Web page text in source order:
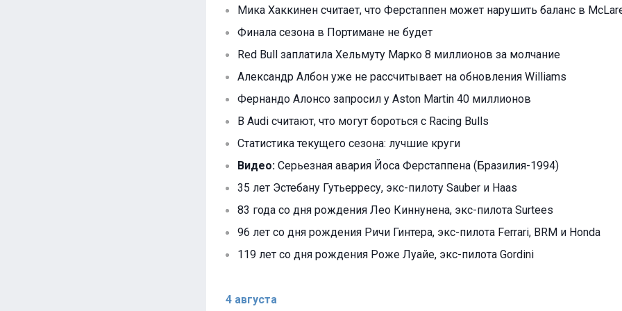
Мика Хаккинен считает, что Ферстаппен может нарушить баланс в
Финала сезона в Портимане не будет
Red Bull заплатила Хельмуту Марко 8 миллионов за молчание
Александр Албон уже не рассчитывает на обновления Williams
Фернандо Алонсо запросил у Aston Martin 40 миллионов
В Audi считают, что могут бороться с Racing Bulls
Статистика текущего сезона: лучшие круги
Видео:Серьезная авария Йоса Ферстаппена (Бразилия-1994)
35 лет Эстебану Гутьерресу, экс-пилоту Sauber и Haas
83 года со дня рождения Лео Киннунена, экс-пилота Surtees
96 лет со дня рождения Ричи Гинтера, экс-пилота Ferrari, BRM и Honda
119 лет со дня рождения Роже Луайе, экс-пилота Gordini
4 августа